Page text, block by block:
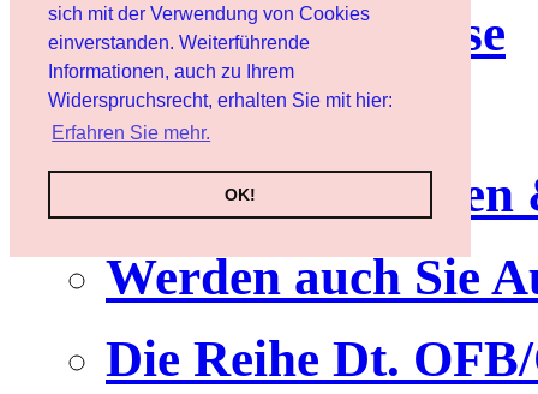
sich mit der Verwendung von Cookies
einverstanden. Weiterführende
Informationen, auch zu Ihrem
Widerspruchsrecht, erhalten Sie mit hier:
Erfahren Sie mehr.
OK!
Nutzungshinweise
Service
Werden auch Sie
Die Reihe Dt.